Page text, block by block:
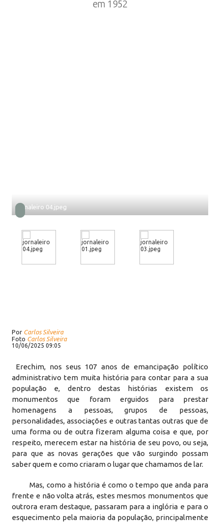
em 1952
jornaleiro 04.jpeg
Por Carlos Silveira
Foto Carlos Silveira
10/06/2025 09:05
Erechim, nos seus 107 anos de emancipação político
administrativo tem muita história para contar para a sua
população e, dentro destas histórias existem os
monumentos que foram erguidos para prestar
homenagens a pessoas, grupos de pessoas,
personalidades, associações e outras tantas outras que de
uma forma ou de outra fizeram alguma coisa e que, por
respeito, merecem estar na história de seu povo, ou seja,
para que as novas gerações que vão surgindo possam
saber quem e como criaram o lugar que chamamos de lar.
Mas, como a história é como o tempo que anda para
frente e não volta atrás, estes mesmos monumentos que
outrora eram destaque, passaram para a inglória e para o
esquecimento pela maioria da população, principalmente